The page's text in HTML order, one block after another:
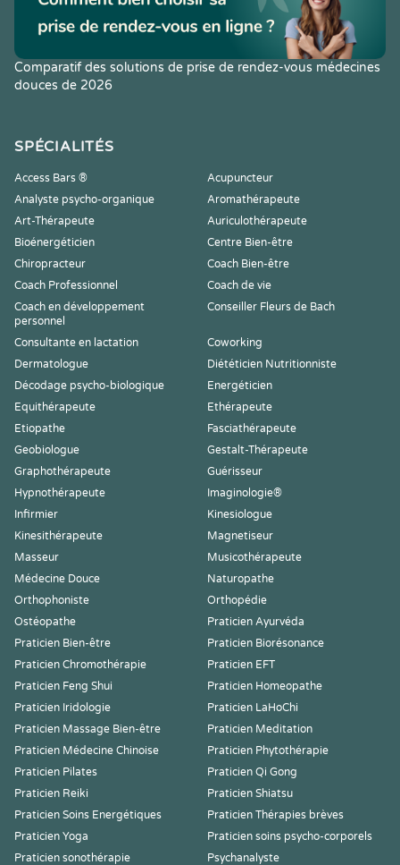
Comparatif des solutions de prise de rendez-vous médecines
douces de 2026
SPÉCIALITÉS
Access Bars ®
Acupuncteur
Analyste psycho-organique
Aromathérapeute
Art-Thérapeute
Auriculothérapeute
Bioénergéticien
Centre Bien-être
Chiropracteur
Coach Bien-être
Coach Professionnel
Coach de vie
Coach en développement
personnel
Conseiller Fleurs de Bach
Consultante en lactation
Coworking
Dermatologue
Diététicien Nutritionniste
Décodage psycho-biologique
Energéticien
Equithérapeute
Ethérapeute
Etiopathe
Fasciathérapeute
Geobiologue
Gestalt-Thérapeute
Graphothérapeute
Guérisseur
Hypnothérapeute
Imaginologie®
Infirmier
Kinesiologue
Kinesithérapeute
Magnetiseur
Masseur
Musicothérapeute
Médecine Douce
Naturopathe
Orthophoniste
Orthopédie
Ostéopathe
Praticien Ayurvéda
Praticien Bien-être
Praticien Biorésonance
Praticien Chromothérapie
Praticien EFT
Praticien Feng Shui
Praticien Homeopathe
Praticien Iridologie
Praticien LaHoChi
Praticien Massage Bien-être
Praticien Meditation
Praticien Médecine Chinoise
Praticien Phytothérapie
Praticien Pilates
Praticien Qi Gong
Praticien Reiki
Praticien Shiatsu
Praticien Soins Energétiques
Praticien Thérapies brèves
Praticien Yoga
Praticien soins psycho-corporels
Praticien sonothérapie
Psychanalyste